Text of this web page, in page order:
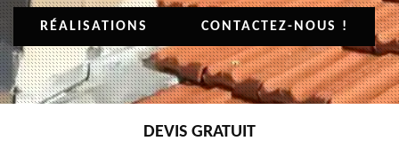
RÉALISATIONS CONTACTEZ-NOUS !
DEVIS GRATUIT